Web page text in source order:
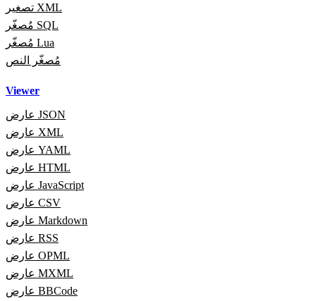
تصغير XML
مُصغّر SQL
مُصغّر Lua
مُصغّر النص
Viewer
عارض JSON
عارض XML
عارض YAML
عارض HTML
عارض JavaScript
عارض CSV
عارض Markdown
عارض RSS
عارض OPML
عارض MXML
عارض BBCode